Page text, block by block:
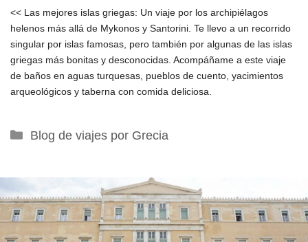
<< Las mejores islas griegas: Un viaje por los archipiélagos
helenos más allá de Mykonos y Santorini. Te llevo a un recorrido
singular por islas famosas, pero también por algunas de las islas
griegas más bonitas y desconocidas. Acompáñame a este viaje
de baños en aguas turquesas, pueblos de cuento, yacimientos
arqueológicos y taberna con comida deliciosa.
Categorías
Blog de viajes por Grecia